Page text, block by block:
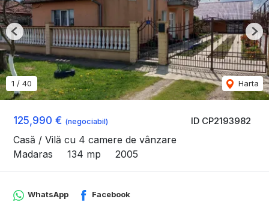
ID CP2193982
125,990 € (negociabil)
Casă / Vilă cu 4 camere de vânzare
Madaras
134 mp 2005
1 / 40 Harta
Previous
WhatsApp Facebook